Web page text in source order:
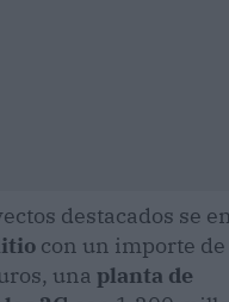
destacados se
con un importe
una planta de